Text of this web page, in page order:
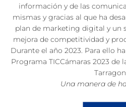
información y de las
mismas y gracias al que ha
plan de marketing digital y un
mejora de competitividad y
Durante el año 2023. Para ello
Programa TICCámaras 2023 de
Una manera de